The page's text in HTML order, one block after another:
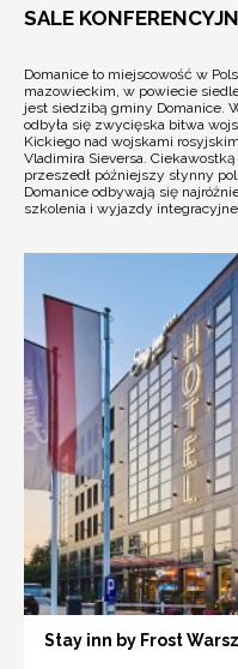
SALE
Domanice to miejscowość w
mazowieckim, w powiecie
jest siedzibą gminy Domanice.
odbyła się zwycięska bitwa
Kickiego nad wojskami
Vladimira Sieversa.
przeszedł późniejszy słynny
Domanice odbywają się
szkolenia i wyjazdy
Stay inn by Frost